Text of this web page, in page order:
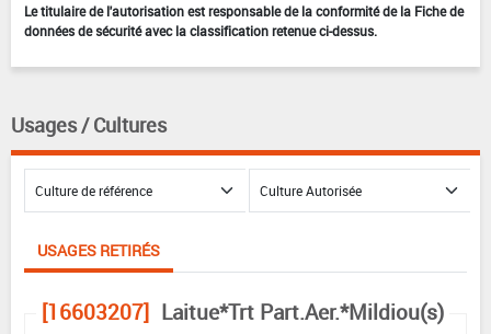
Le titulaire de l'autorisation est responsable de la conformité de la Fiche de
données de sécurité avec la classification retenue ci-dessus.
Usages / Cultures
USAGES RETIRÉS
[16603207] Laitue*Trt Part.Aer.*Mildiou(s)